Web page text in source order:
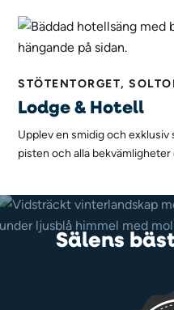
STÖTENTORGET,
Lodge & Hotell
Upplev en smidig och
pisten och alla bekvämligheter
Sälens